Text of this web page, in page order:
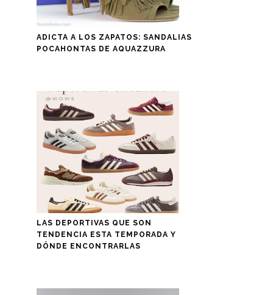
ADICTA A LOS ZAPATOS: SANDALIAS
POCAHONTAS DE AQUAZZURA
LAS DEPORTIVAS QUE SON
TENDENCIA ESTA TEMPORADA Y
DÓNDE ENCONTRARLAS